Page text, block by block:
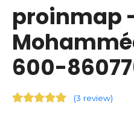
proinmap
600-
(3 review)